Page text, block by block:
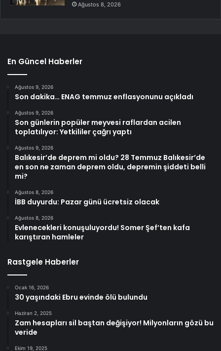
Ağustos 8, 2026
En Güncel Haberler
Ağustos 9, 2026
Son dakika… ENAG temmuz enflasyonunu açıkladı
Ağustos 9, 2026
Son günlerin popüler meyvesi raflardan acilen
toplatılıyor: Yetkililer çağrı yaptı
Ağustos 9, 2026
Balıkesir’de deprem mi oldu? 28 Temmuz Balıkesir’de
en son ne zaman deprem oldu, depremin şiddeti belli
mi?
Ağustos 8, 2026
İBB duyurdu: Pazar günü ücretsiz olacak
Ağustos 8, 2026
Evlenecekleri konuşuluyordu! Somer Şef’ten kafa
karıştıran hamleler
Rastgele Haberler
Ocak 16, 2026
30 yaşındaki Ebru evinde ölü bulundu
Haziran 2, 2025
Zam hesapları sil baştan değişiyor! Milyonların gözü bu
veride
Ekim 19, 2025